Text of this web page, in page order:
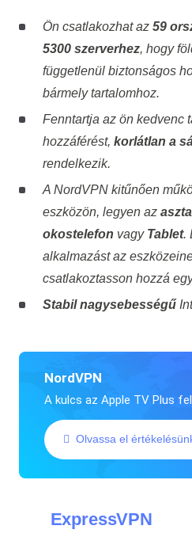
Ön csatlakozhat az 59
5300 szerverhez, hogy
függetlenül biztonságos
bármely tartalomhoz.
Fenntartja az ön kedvenc
hozzáférést, korlátlan a
rendelkezik.
A NordVPN kitűnően
eszközön, legyen az
okostelefon vagy Tablet.
alkalmazást az
csatlakoztasson hozzá
Stabil nagysebességű
NordVPN
A kulcs az Apple TV Plus
Olvassa el
ExpressVPN